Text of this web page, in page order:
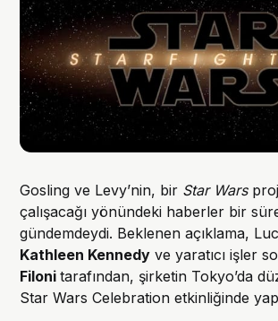
Gosling ve Levy’nin, bir Star Wars
çalışacağı yönündeki haberler bir
gündemdeydi. Beklenen açıklama,
Kathleen Kennedy ve yaratıcı işler
Filonitarafından, şirketin Tokyo’da
Star Wars Celebration etkinliğinde